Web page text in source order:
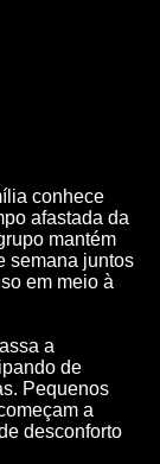
conhece
afastada da
mantém
semana juntos
em meio à
a
de
Pequenos
a
desconforto